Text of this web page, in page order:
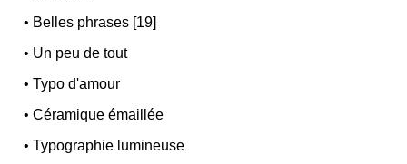
• Belles phrases [19]
• Un peu de tout
•Typo d'amour
•Céramique émaillée
•Typographie lumineuse